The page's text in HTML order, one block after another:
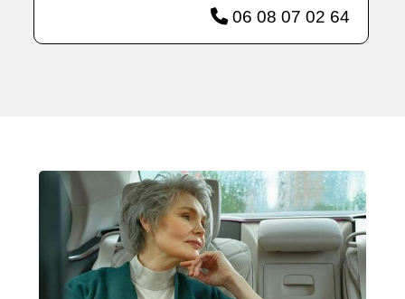
06 08 07 02 64